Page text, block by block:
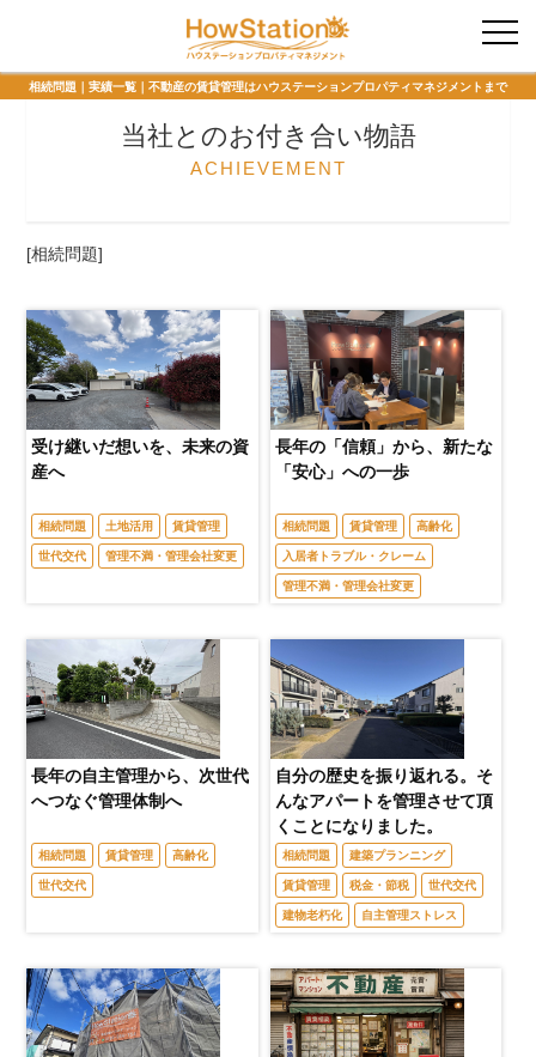
入居者様専用
相続問題｜実績一覧｜不動産の賃貸管理はハウステーションプロパティマネジメントまで
当社とのお付き合い物語
ACHIEVEMENT
[相続問題]
受け継いだ想いを、未来の資
産へ
相続問題 土地活用 賃貸管理
世代交代 管理不満・管理会社変更
長年の「信頼」から、新たな
「安心」への一歩
相続問題 賃貸管理 高齢化
入居者トラブル・クレーム
管理不満・管理会社変更
長年の自主管理から、次世代
へつなぐ管理体制へ
相続問題 賃貸管理 高齢化
世代交代
自分の歴史を振り返れる。そ
んなアパートを管理させて頂
くことになりました。
相続問題 建築プランニング
賃貸管理 税金・節税 世代交代
建物老朽化 自主管理ストレス